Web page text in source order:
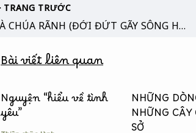
b
o
k
e
n
e
r
L
i
TRANG TRƯỚC
BÀ CHÚA RÃNH (ĐỚI ĐỨT GÃY SÔNG HỒNG)
Bài viết liên quan
Nguyện “hiểu về tình
yêu”
NHỮNG
NHỮNG